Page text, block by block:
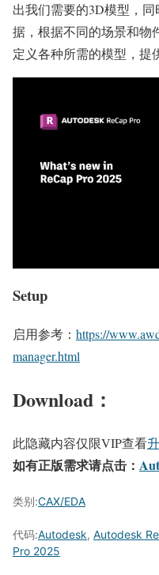
出我们需要的3D模型，
据，根据不同的场景和物
定义各种所需的模型，提
Setup
启用参考： https://
manager.html
Download：
此隐藏内容仅限VIP查看
如有正版需求请点击：
类别:CAX/EDA
代码:Autodesk, Autodesk
Pro 2025